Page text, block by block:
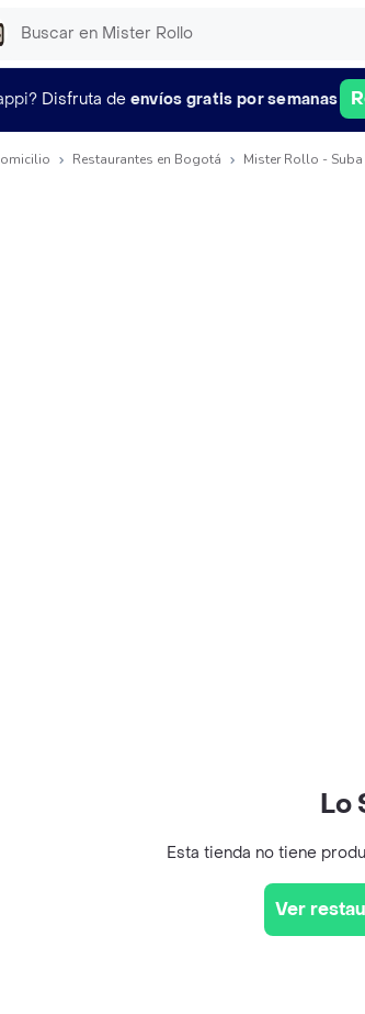
Disfruta de envíos gratis por semanas
Restaurantes en Bogotá Mister Rollo -
Lo
Esta tienda no tiene
Ver